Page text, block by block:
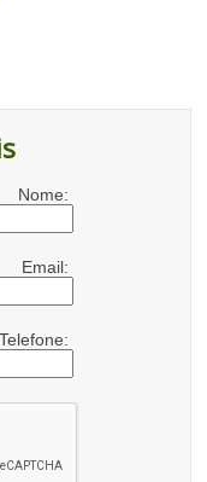
Nome:
Email:
Telefone: